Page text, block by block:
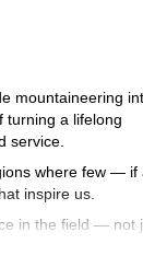
mountaineering
turning a lifelong
service.
where few — if
inspire us.
in the field — not
class